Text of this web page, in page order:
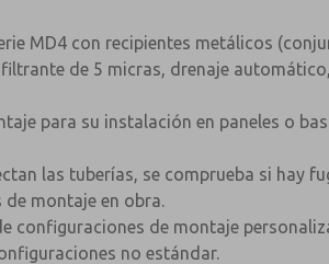
MD4 con recipientes metálicos
de 5 micras, drenaje
para su instalación en paneles o
las tuberías, se comprueba si hay
de montaje en obra.
configuraciones de montaje
no estándar.